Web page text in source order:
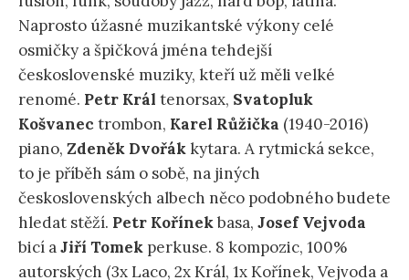
Naprosto úžasné muzikantské výkony celé
osmičky a špičková jména tehdejší
československé muziky, kteří už měli velké
renomé. Petr Král tenorsax, Svatopluk
Košvanectrombon, Karel Růžička (1940-2016)
piano, Zdeněk Dvořákkytara. A rytmická sekce,
to je příběh sám o sobě, na jiných
československých albech něco podobného budete
hledat stěží. Petr Kořínekbasa, Josef Vejvoda
bicí aJiří Tomek perkuse. 8 kompozic, 100%
autorských (3x Laco, 2x Král, 1x Kořínek, Vejvoda a